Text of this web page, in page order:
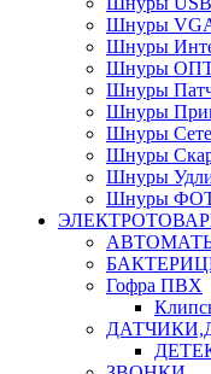
Шнуры
Шнуры
Шнуры
Шнуры
Шнуры
Шнуры
Шнуры
Шнуры
Шнуры
Гофра ПВХ